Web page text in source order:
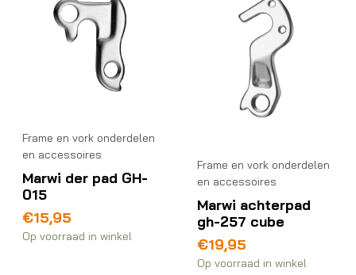
Frame en vork onderdelen
en accessoires
Marwi der pad GH-
015
€15,95
Op voorraad in winkel
Frame en vork onderdelen
en accessoires
Marwi achterpad
gh-257 cube
€19,95
Op voorraad in winkel